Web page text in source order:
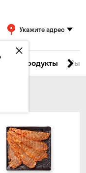
Укажите адрес
Морепродукты